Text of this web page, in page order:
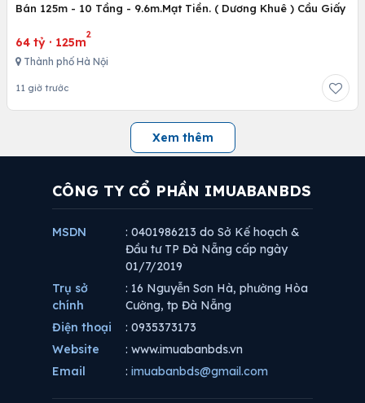
Bán 125m - 10 Tầng - 9.6m.Mạt Tiền. ( Dương Khuê ) Cầu Giấy
64 tỷ · 125m
2
Thành phố Hà Nội
11 giờ trước
Xem thêm
CÔNG TY CỔ PHẦN IMUABANBDS
MSDN
: 0401986213 do Sở Kế hoạch &
Đầu tư TP Đà Nẵng cấp ngày
01/7/2019
Trụ sở
chính
: 16 Nguyễn Sơn Hà, phường Hòa
Cường, tp Đà Nẵng
Điện thoại
: 0935373173
Website
: www.imuabanbds.vn
Email
: imuabanbds@gmail.com